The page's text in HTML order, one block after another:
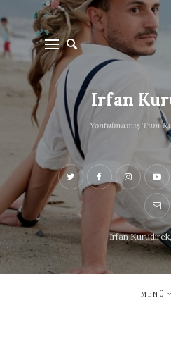
Irfan
Yontulmamış Tüm
Irfan
MENÜ